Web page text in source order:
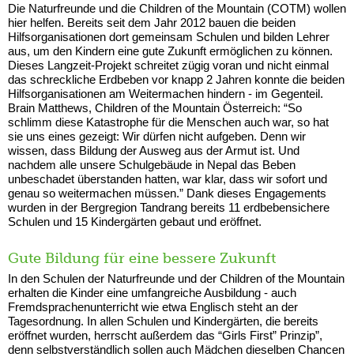
Die Naturfreunde und die Children of the Mountain (COTM) wollen
hier helfen. Bereits seit dem Jahr 2012 bauen die beiden
Hilfsorganisationen dort gemeinsam Schulen und bilden Lehrer
aus, um den Kindern eine gute Zukunft ermöglichen zu können.
Dieses Langzeit-Projekt schreitet zügig voran und nicht einmal
das schreckliche Erdbeben vor knapp 2 Jahren konnte die beiden
Hilfsorganisationen am Weitermachen hindern - im Gegenteil.
Brain Matthews, Children of the Mountain Österreich: “So
schlimm diese Katastrophe für die Menschen auch war, so hat
sie uns eines gezeigt: Wir dürfen nicht aufgeben. Denn wir
wissen, dass Bildung der Ausweg aus der Armut ist. Und
nachdem alle unsere Schulgebäude in Nepal das Beben
unbeschadet überstanden hatten, war klar, dass wir sofort und
genau so weitermachen müssen.” Dank dieses Engagements
wurden in der Bergregion Tandrang bereits 11 erdbebensichere
Schulen und 15 Kindergärten gebaut und eröffnet.
Gute Bildung für eine bessere Zukunft
In den Schulen der Naturfreunde und der Children of the Mountain
erhalten die Kinder eine umfangreiche Ausbildung - auch
Fremdsprachenunterricht wie etwa Englisch steht an der
Tagesordnung. In allen Schulen und Kindergärten, die bereits
eröffnet wurden, herrscht außerdem das “Girls First” Prinzip”,
denn selbstverständlich sollen auch Mädchen dieselben Chancen